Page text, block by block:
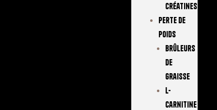
Créatines
Perte De
Poids
Brûleurs
De
Graisse
L-
Carnitine